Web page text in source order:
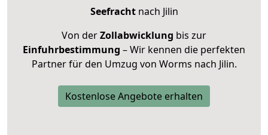
Seefrachtnach Jilin
Von derZollabwicklung bis zur
Einfuhrbestimmung – Wir kennen die perfekten
Partner für den Umzug von Worms nach Jilin.
Kostenlose Angebote erhalten